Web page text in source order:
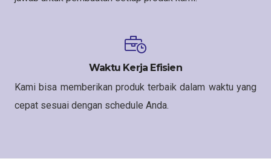
Waktu Kerja Efisien
Kami bisa memberikan produk terbaik dalam waktu yang
cepat sesuai dengan schedule Anda.